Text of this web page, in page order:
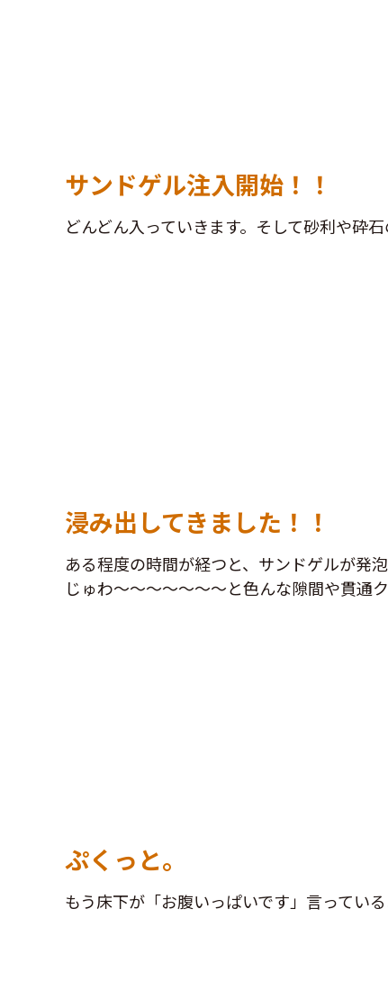
サンドゲル注入開始！！
どんどん入っていきます。そして砂利や砕
浸み出してきました！！
ある程度の時間が経つと、サンドゲルが発
じゅわ～～～～～～～と色んな隙間や貫通
ぷくっと。
もう床下が「お腹いっぱいです」言ってい